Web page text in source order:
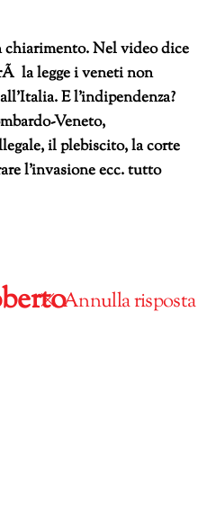
chiarimento. Nel video dice
la legge i veneti non
E l’indipendenza?
Veneto,
il plebiscito, la corte
l’invasione ecc. tutto
Annulla risposta